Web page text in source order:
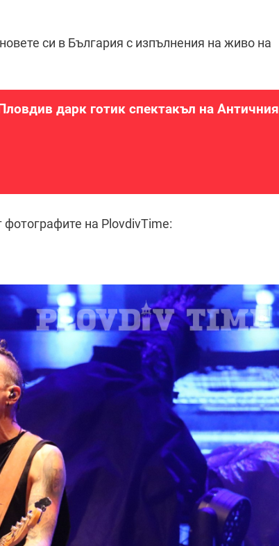
си в България с изпълнения на живо на
дарк готик спектакъл на Античния
на PlovdivTime: